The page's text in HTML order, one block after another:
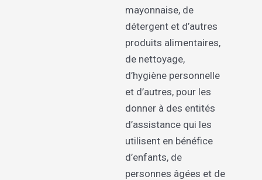
mayonnaise, de
détergent et d’autres
produits alimentaires,
de nettoyage,
d’hygiène personnelle
et d’autres, pour les
donner à des entités
d’assistance qui les
utilisent en bénéfice
d’enfants, de
personnes âgées et de